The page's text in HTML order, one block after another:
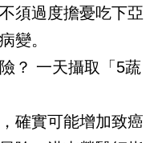
須過度擔憂吃下亞
變。
？ 一天攝取「5蔬
確實可能增加致癌